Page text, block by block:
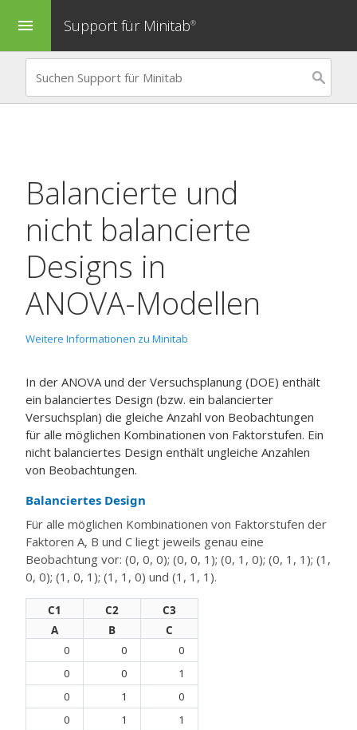
menu Support für Minitab®
Balancierte und
nicht balancierte
Designs in
ANOVA-Modellen
Weitere Informationen zu Minitab
In der ANOVA und der Versuchsplanung (DOE) enthält
ein balanciertes Design (bzw. ein balancierter
Versuchsplan) die gleiche Anzahl von Beobachtungen
für alle möglichen Kombinationen von Faktorstufen. Ein
nicht balanciertes Design enthält ungleiche Anzahlen
von Beobachtungen.
Balanciertes Design
Für alle möglichen Kombinationen von Faktorstufen der
Faktoren A, B und C liegt jeweils genau eine
Beobachtung vor: (0, 0, 0); (0, 0, 1); (0, 1, 0); (0, 1, 1); (1,
0, 0); (1, 0, 1); (1, 1, 0) und (1, 1, 1).
C1 C2
C3
A
B
C
0
0
0
0
0
1
0
1
0
0
1
1